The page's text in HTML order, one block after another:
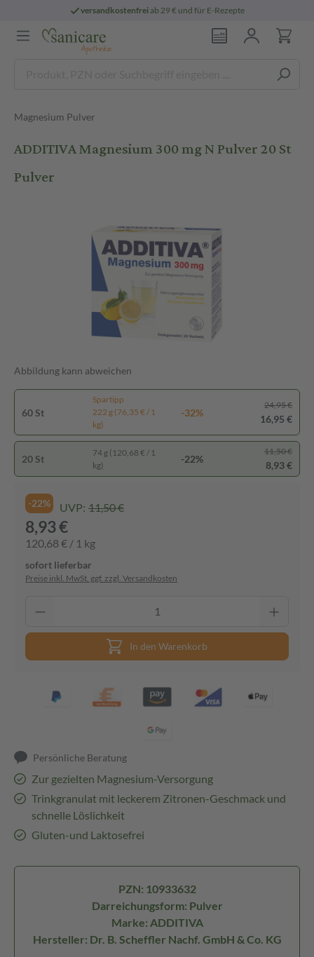
versandkostenfreiab 29 € und für E-Rezepte
Magnesium Pulver
ADDITIVA Magnesium 300 mg N Pulver 20 St
Pulver
Abbildung kann abweichen
60 St
Spartipp
222 g (76,35 € / 1
kg)
-32%
24,95 €
16,95 €
20 St
74 g (120,68 € / 1
kg)
-22%
11,50 €
8,93 €
-22% UVP: 11,50 €
8,93 €
120,68 € / 1 kg
sofort lieferbar
Preise inkl. MwSt. ggf. zzgl. Versandkosten
In den Warenkorb
Persönliche Beratung
Zur gezielten Magnesium-Versorgung
Trinkgranulat mit leckerem Zitronen-Geschmack und
schnelle Löslichkeit
Gluten-und Laktosefrei
PZN: 10933632
Darreichungsform: Pulver
Marke: ADDITIVA
Hersteller: Dr. B. Scheffler Nachf. GmbH & Co. KG